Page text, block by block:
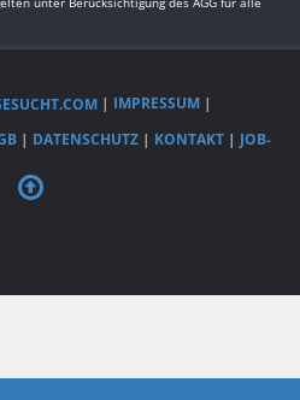
| IMPRESSUM |
| DATENSCHUTZ | KONTAKT | JOB-